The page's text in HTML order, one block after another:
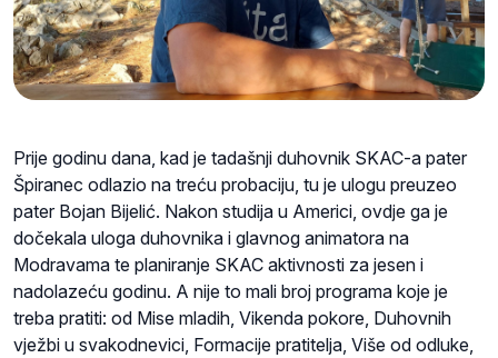
Prije godinu dana, kad je tadašnji duhovnik SKAC-a pater
Špiranec odlazio na treću probaciju, tu je ulogu preuzeo
pater Bojan Bijelić. Nakon studija u Americi, ovdje ga je
dočekala uloga duhovnika i glavnog animatora na
Modravama te planiranje SKAC aktivnosti za jesen i
nadolazeću godinu. A nije to mali broj programa koje je
treba pratiti: od Mise mladih, Vikenda pokore, Duhovnih
vježbi u svakodnevici, Formacije pratitelja, Više od odluke,